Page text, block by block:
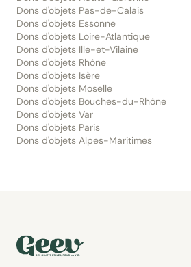
Dons d'objets Pas-de-Calais
Dons d'objets Essonne
Dons d'objets Loire-Atlantique
Dons d'objets Ille-et-Vilaine
Dons d'objets Rhône
Dons d'objets Isère
Dons d'objets Moselle
Dons d'objets Bouches-du-Rhône
Dons d'objets Var
Dons d'objets Paris
Dons d'objets Alpes-Maritimes